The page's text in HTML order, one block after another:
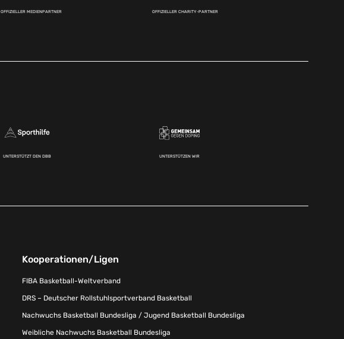
OFFIZIELLER MEDIENPARTNER OFFIZIELLER CHARITY-PARTNER
UNTERSTÜTZT DEN DBB UNTERSTÜTZEN WIR
Kooperationen/Ligen
FIBA Basketball-Weltverband
DRS – Deutscher Rollstuhlsportverband Basketball
Nachwuchs Basketball Bundesliga / Jugend Basketball Bundesliga
Weibliche Nachwuchs Basketball Bundesliga